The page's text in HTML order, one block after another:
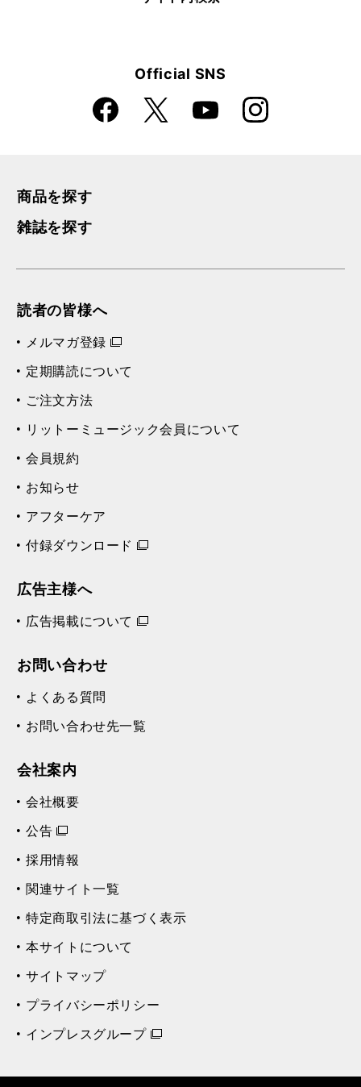
Official SNS
Faceboo
k
X YouTube Instagra
m
商品を探す
雑誌を探す
読者の皆様へ
メルマガ登録
定期購読について
ご注文方法
リットーミュージック会員について
会員規約
お知らせ
アフターケア
付録ダウンロード
広告主様へ
広告掲載について
お問い合わせ
よくある質問
お問い合わせ先一覧
会社案内
会社概要
公告
採用情報
関連サイト一覧
特定商取引法に基づく表示
本サイトについて
サイトマップ
プライバシーポリシー
インプレスグループ